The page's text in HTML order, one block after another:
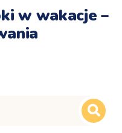
w wakacje –